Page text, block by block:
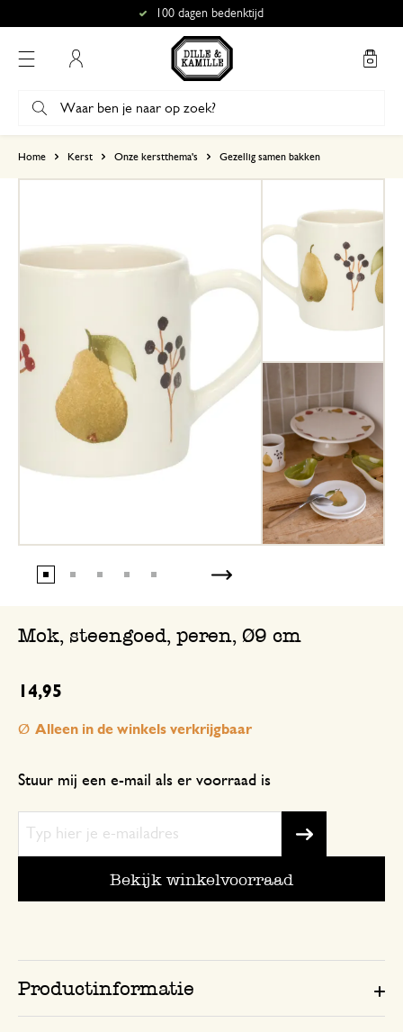
100 dagen bedenktijd
Home Kerst Onze kerstthema's Gezellig samen bakken
Mok, steengoed, peren, Ø9 cm
14,95
Stuur mij een e-mail als er voorraad is
Bekijk winkelvoorraad
Alleen in de winkels verkrijgbaar
Productinformatie